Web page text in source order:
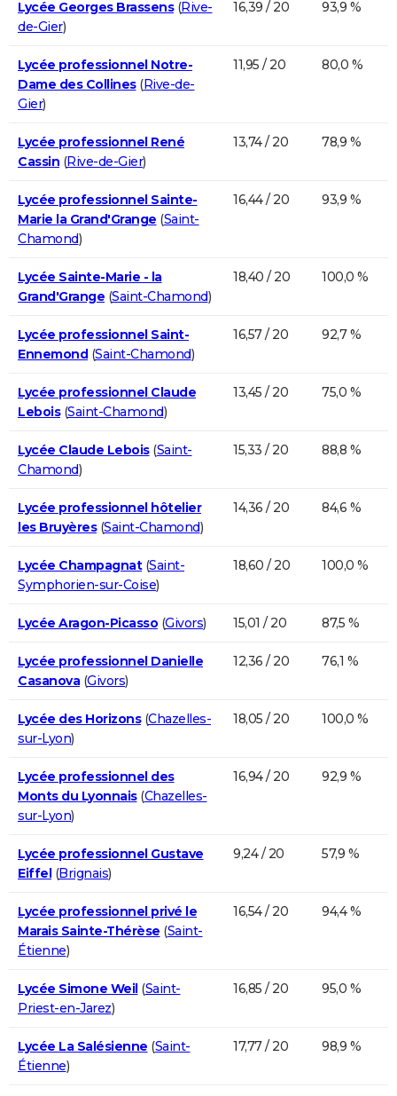
Lycée Georges Brassens(Rive-
de-Gier)
16,39 / 20 93,9 %
Lycée professionnel Notre-
Dame des Collines(Rive-de-
Gier)
11,95 / 20 80,0 %
Lycée professionnel René
Cassin (Rive-de-Gier)
13,74 / 20 78,9 %
Lycée professionnel Sainte-
Marie la Grand'Grange (Saint-
Chamond)
16,44 / 20 93,9 %
Lycée Sainte-Marie - la
Grand'Grange (Saint-Chamond)
18,40 / 20 100,0 %
Lycée professionnel Saint-
Ennemond(Saint-Chamond)
16,57 / 20 92,7 %
Lycée professionnel Claude
Lebois(Saint-Chamond)
13,45 / 20 75,0 %
Lycée Claude Lebois(Saint-
Chamond)
15,33 / 20 88,8 %
Lycée professionnel hôtelier
les Bruyères(Saint-Chamond)
14,36 / 20 84,6 %
Lycée Champagnat(Saint-
Symphorien-sur-Coise)
18,60 / 20 100,0 %
Lycée Aragon-Picasso (Givors) 15,01 / 20 87,5 %
Lycée professionnel Danielle
Casanova(Givors)
12,36 / 20 76,1 %
Lycée des Horizons(Chazelles-
sur-Lyon)
18,05 / 20 100,0 %
Lycée professionnel des
Monts du Lyonnais(Chazelles-
sur-Lyon)
16,94 / 20 92,9 %
Lycée professionnel Gustave
Eiffel(Brignais)
9,24 / 20 57,9 %
Lycée professionnel privé le
Marais Sainte-Thérèse (Saint-
Étienne)
16,54 / 20 94,4 %
Lycée Simone Weil(Saint-
Priest-en-Jarez)
16,85 / 20 95,0 %
Lycée La Salésienne (Saint-
Étienne)
17,77 / 20 98,9 %